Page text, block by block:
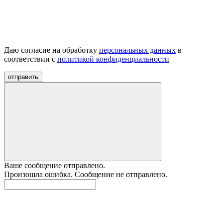
Даю согласие на обработку персональных данных в
соответствии с политикой конфиденциальности
отправить
Ваше сообщение отправлено.
Произошла ошибка. Сообщение не отправлено.